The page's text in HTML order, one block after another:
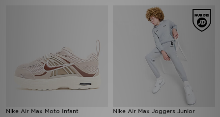
Nike Air Max Moto Infant Nike Air Max Joggers Junior